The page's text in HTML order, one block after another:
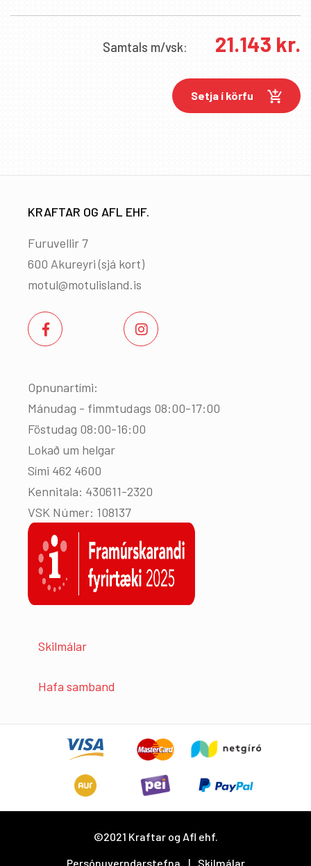
Samtals m/vsk: 21.143 kr.
Setja í körfu
KRAFTAR OG AFL EHF.
Furuvellir 7
600 Akureyri (sjá kort)
motul@motulisland.is
Opnunartími:
Mánudag - fimmtudags 08:00-17:00
Föstudag 08:00-16:00
Lokað um helgar
Sími 462 4600
Kennitala: 430611-2320
VSK Númer: 108137
Skilmálar
Hafa samband
©2021 Kraftar og Afl ehf.
Persónuverndarstefna
Skilmálar